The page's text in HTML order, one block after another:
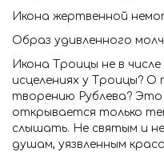
Икона жертвенной
Образ удивленного
Икона Троицы не в
исцелениях у Троицы? О
творению Рублева? Это
открывается только
слышать. Не святым и
душам, уязвленным